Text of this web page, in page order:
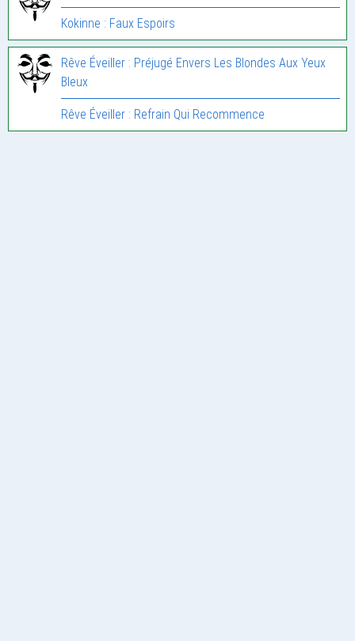
Kokinne : Faux Espoirs
Rêve Éveiller : Préjugé Envers Les Blondes Aux Yeux
Bleux
Rêve Éveiller : Refrain Qui Recommence